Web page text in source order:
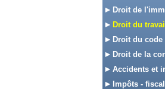
Droit de
Droit du travail
Droit du
Droit de la
Accidents et
Impôts -